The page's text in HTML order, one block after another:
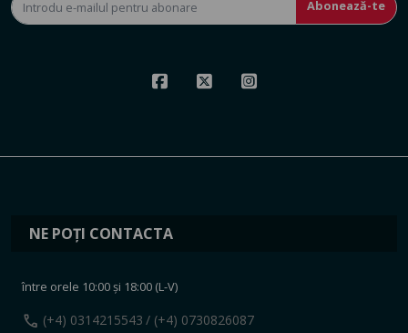
Abonează-te
NE POȚI CONTACTA
între orele 10:00 și 18:00 (L-V)
call (+4) 0314215543 / (+4) 0730826087